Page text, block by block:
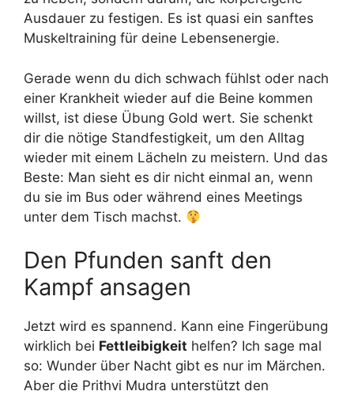
Ausdauer zu festigen. Es ist quasi ein sanftes
Muskeltraining für deine Lebensenergie.
Gerade wenn du dich schwach fühlst oder nach
einer Krankheit wieder auf die Beine kommen
willst, ist diese Übung Gold wert. Sie schenkt
dir die nötige Standfestigkeit, um den Alltag
wieder mit einem Lächeln zu meistern. Und das
Beste: Man sieht es dir nicht einmal an, wenn
du sie im Bus oder während eines Meetings
unter dem Tisch machst.
Den Pfunden sanft den
Kampf ansagen
Jetzt wird es spannend. Kann eine Fingerübung
wirklich bei Fettleibigkeit helfen? Ich sage mal
so: Wunder über Nacht gibt es nur im Märchen.
Aber die Prithvi Mudra unterstützt den